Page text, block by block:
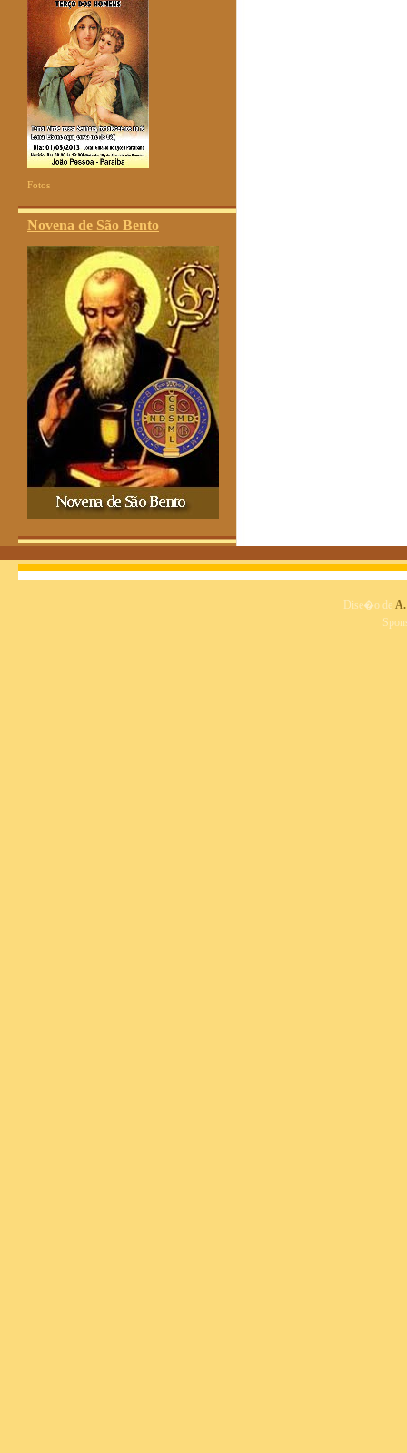
Fotos
Novena de São Bento
Dise�o de